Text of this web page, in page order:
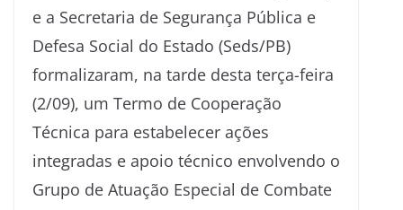
e a Secretaria de Segurança Pública e
Defesa Social do Estado (Seds/PB)
formalizaram, na tarde desta terça-feira
(2/09), um Termo de Cooperação
Técnica para estabelecer ações
integradas e apoio técnico envolvendo o
Grupo de Atuação Especial de Combate